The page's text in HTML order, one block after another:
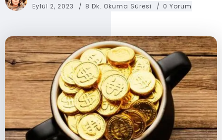
Eylül 2, 2023 8 Dk. Okuma Süresi 0 Yorum